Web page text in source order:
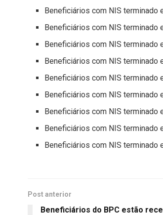
Beneficiários com NIS terminado
Beneficiários com NIS terminado
Beneficiários com NIS terminado
Beneficiários com NIS terminado
Beneficiários com NIS terminado
Beneficiários com NIS terminado
Beneficiários com NIS terminado
Beneficiários com NIS terminado
Beneficiários com NIS terminado
Post anterior
Beneficiários do BPC estão